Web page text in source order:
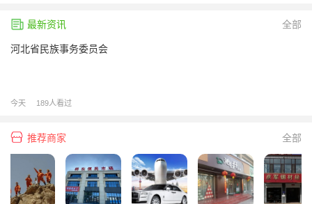
常见骗子手法揭秘
信息为什么不显示？
电话被冒用
常见骗子手法揭秘[02月10日]
最新资讯 全部
河北省民族事务委员会
今天 189人看过
推荐商家 全部